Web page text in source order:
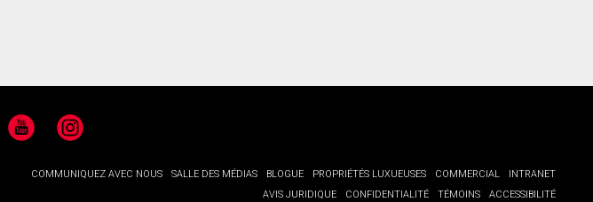
YouTubeInstagram
COMMUNIQUEZ AVEC NOUS SALLE DES MÉDIAS BLOGUE PROPRIÉTÉS LUXUEUSES COMMERCIAL
INTRANET
AVIS JURIDIQUE
CONFIDENTIALITÉ TÉMOINS ACCESSIBILITÉ